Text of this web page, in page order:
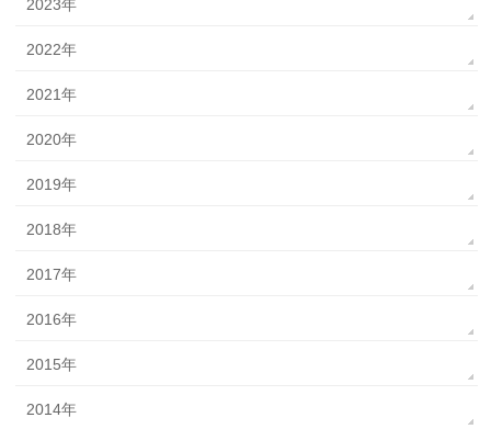
2023年
2022年
2021年
2020年
2019年
2018年
2017年
2016年
2015年
2014年